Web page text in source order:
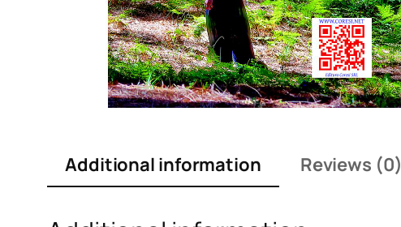
Additional information Reviews (0)